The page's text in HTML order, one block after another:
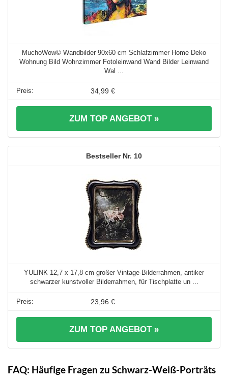
MuchoWow© Wandbilder 90x60 cm Schlafzimmer Home Deko
Wohnung Bild Wohnzimmer Fotoleinwand Wand Bilder Leinwand
Wal ...
34,99 €
ZUM TOP ANGEBOT »
10
YULINK 12,7 x 17,8 cm großer Vintage-Bilderrahmen, antiker
schwarzer kunstvoller Bilderrahmen, für Tischplatte un ...
23,96 €
ZUM TOP ANGEBOT »
FAQ: Häufige Fragen zu Schwarz-Weiß-Porträts